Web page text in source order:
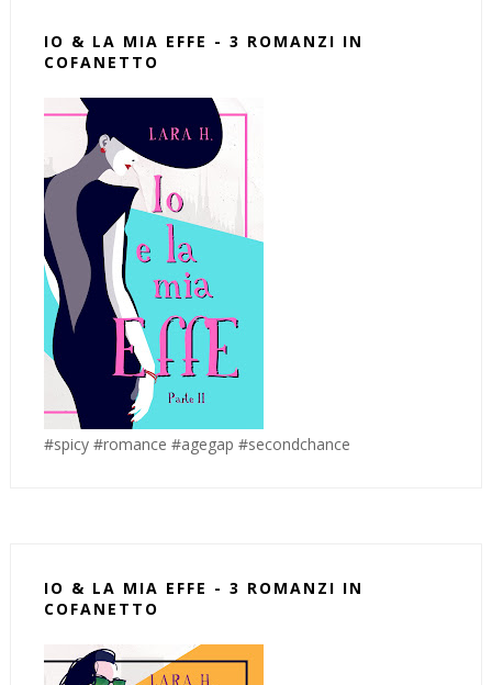
IO & LA MIA EFFE - 3 ROMANZI IN
COFANETTO
#spicy #romance #agegap #secondchance
IO & LA MIA EFFE - 3 ROMANZI IN
COFANETTO